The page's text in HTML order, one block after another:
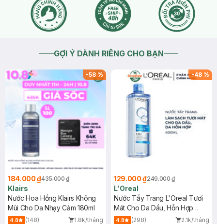
GỢI Ý DÀNH RIÊNG CHO BẠN
-58%
184.000 ₫435.000 ₫
Klairs
Nước Hoa Hồng Klairs Không
Mùi Cho Da Nhạy Cảm 180ml
4.8 (148)
1.8k/tháng
-48 %
129.000 ₫249.000 ₫
L'Oreal
Nước Tẩy Trang L'Oreal Tươi
Mát Cho Da Dầu, Hỗn Hợp
400ml
4.8 (298)
2.1k/tháng